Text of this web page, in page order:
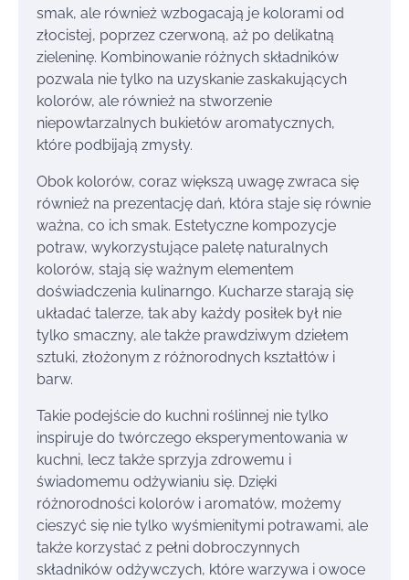
smak, ale również wzbogacają je kolorami od
złocistej, poprzez czerwoną, aż po delikatną
zieleninę. Kombinowanie różnych składników
pozwala nie tylko na uzyskanie zaskakujących
kolorów, ale również na stworzenie
niepowtarzalnych bukietów aromatycznych,
które podbijają zmysły.
Obok kolorów, coraz większą uwagę zwraca się
również na prezentację dań, która staje się równie
ważna, co ich smak. Estetyczne kompozycje
potraw, wykorzystujące paletę naturalnych
kolorów, stają się ważnym elementem
doświadczenia kulinarngo. Kucharze starają się
układać talerze, tak aby każdy posiłek był nie
tylko smaczny, ale także prawdziwym dziełem
sztuki, złożonym z różnorodnych kształtów i
barw.
Takie podejście do kuchni roślinnej nie tylko
inspiruje do twórczego eksperymentowania w
kuchni, lecz także sprzyja zdrowemu i
świadomemu odżywianiu się. Dzięki
różnorodności kolorów i aromatów, możemy
cieszyć się nie tylko wyśmienitymi potrawami, ale
także korzystać z pełni dobroczynnych
składników odżywczych, które warzywa i owoce